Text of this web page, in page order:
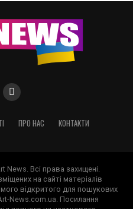
ПРО НАС КОНТАКТИ
Всі права захищені.
на сайті матеріалів
відкритого для пошукових
News.com.ua. Посилання